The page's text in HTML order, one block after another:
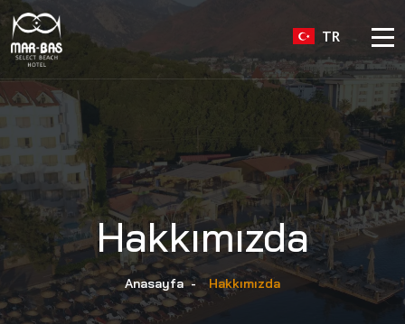
TR
Hakkımızda
Anasayfa - Hakkımızda